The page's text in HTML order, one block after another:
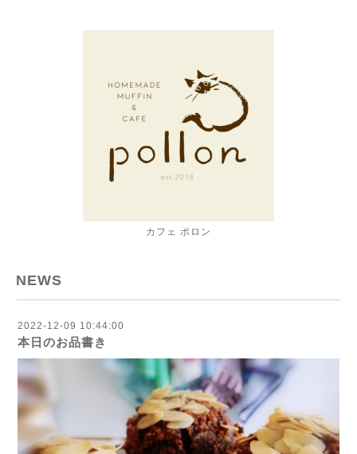
カフェ ポロン
NEWS
2022-12-09 10:44:00
本日のお品書き